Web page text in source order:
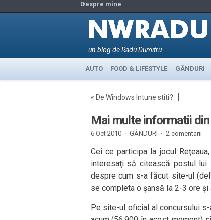
Despre mine
un blog de Radu Dumitru
AUTO FOOD & LIFESTYLE GÂNDURI
« De Windows Intune stiti?
Mai multe informatii
6 Oct 2010 · GÂNDURI · 2 comentarii
Cei ce participa la jocul
interesaţi să citească postul
despre cum s-a făcut site-ul
se completa o şansă la 2-3 ore
Pe site-ul oficial al concursului